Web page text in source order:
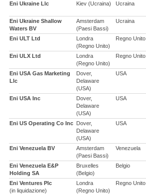
Eni Ukraine Llc Kiev (Ucraina) Ucraina
Eni Ukraine Shallow
Waters BV
Amsterdam
(Paesi Bassi)
Ucraina
Eni ULT Ltd
Londra
(Regno Unito)
Regno Unito
Eni ULX Ltd
Londra
(Regno Unito)
Regno Unito
Eni USA Gas Marketing
Llc
Dover,
Delaware
(USA)
USA
Eni USA Inc
Dover,
Delaware
(USA)
USA
Eni US Operating Co Inc
Dover,
Delaware
(USA)
USA
Eni Venezuela BV
Amsterdam
(Paesi Bassi)
Venezuela
Eni Venezuela E&P
Holding SA
Bruxelles
(Belgio)
Belgio
Eni Ventures Plc
(in liquidazione)
Londra
(Regno Unito)
Regno Unito